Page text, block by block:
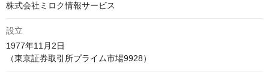
株式会社ミロク情報サービス
設立
1977年11月2日
（東京証券取引所プライム市場9928）